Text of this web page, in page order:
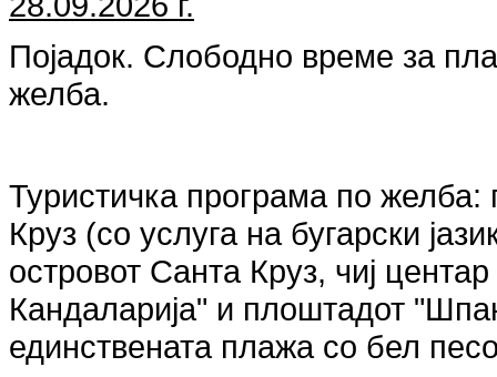
Појадок. Слободно време за
желба.
Туристичка програма по желба:
Круз (со услуга на бугарски
островот Санта Круз, чиј
Кандаларија" и плоштадот
единствената плажа со бел